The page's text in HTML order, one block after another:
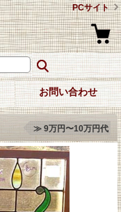
PCサイト
お問い合わせ
≫ 9万円〜10万円代